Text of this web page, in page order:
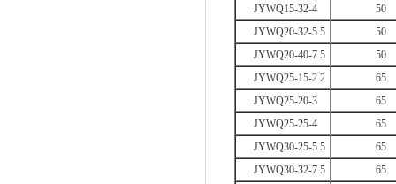
JYWQ15-32-4
50
JYWQ20-32-5.5
50
JYWQ20-40-7.5
50
JYWQ25-15-2.2
65
JYWQ25-20-3
65
JYWQ25-25-4
65
JYWQ30-25-5.5
65
JYWQ30-32-7.5
65